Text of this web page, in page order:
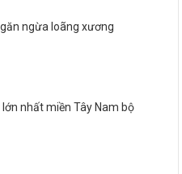
ngừa loãng xương
nhất miền Tây Nam bộ